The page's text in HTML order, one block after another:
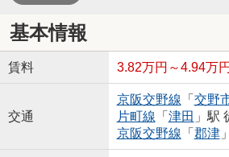
基本情報
賃料 3.82万円～4.94万円
交通
京阪交野線 「 交野
片町線 「 津田 」駅
京阪交野線 「 郡津